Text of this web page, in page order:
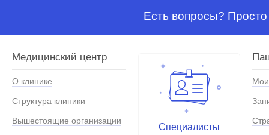
Есть вопросы?
Медицинский центр
О клинике
Структура клиники
Вышестоящие организации
Специалисты